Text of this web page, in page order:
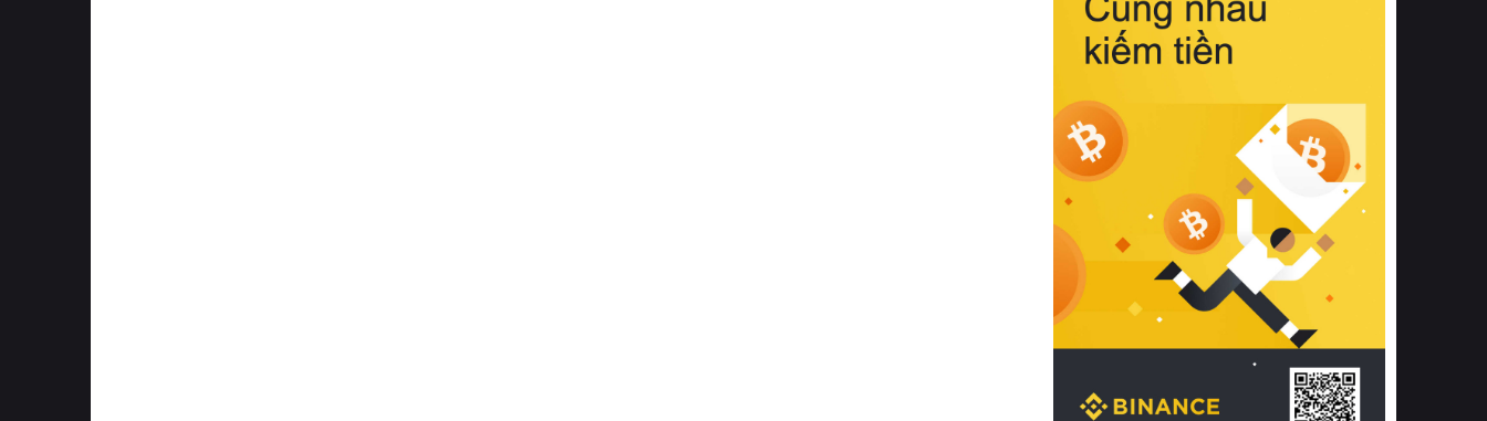
Bên cạnh đó, việc lựa chọn các dòng
sản phẩm đạt chuẩn chất lượng quốc
tế còn giúp ngăn ngừa tình trạng kích
khuẩn và nấm mốc trong điều kiện
thời tiết nóng ẩm. Bạn có thể tìm hiểu
thêm các nghiên cứu khoa học về tác
động của giấc ngủ và môi trường
phòng ngủ đối với sức khỏe con
người tại Sleep Foundation (External
Link) để có cái nhìn toàn diện hơn.
2. Các tiêu chí vàng khi lựa chọn
chăn ga gối đệm cao cấp cho phòng
ngủ
Để sở hữu một bộ chăn ga gối đệm
cao cấp hoàn hảo cả về thẩm mỹ lẫn
công năng, người tiêu dùng cần cân
nhắc kỹ lưỡng các tiêu chí quan trọng